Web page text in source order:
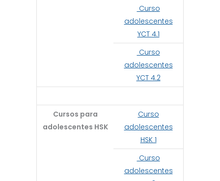
Curso
adolescentes
YCT 4.1
Curso
adolescentes
YCT 4.2
Cursos para
adolescentes HSK
Curso
adolescentes
HSK 1
Curso
adolescentes